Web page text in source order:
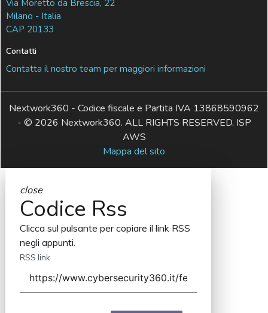
Via Moretto da Brescia, 22
Milano - Italia
CAP 20133
Contatti
Contatta il nostro team per maggiori informazioni
Nextwork360 - Codice fiscale e Partita IVA 13868590962
- © 2026 Nextwork360. ALL RIGHTS RESERVED. ISP
AWS
Mappa del sito
close
Codice Rss
Clicca sul pulsante per copiare il link RSS
negli appunti.
RSS link